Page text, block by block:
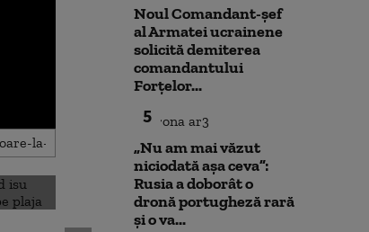
Amenzi pentru cei care
deranjează călătorii în
Noul Comandant-șef
al Armatei ucrainene
solicită demiterea
comandantului
Forțelor...
5
„Nu am mai văzut
niciodată așa ceva”:
Rusia a doborât o
dronă portugheză rară
și o va...